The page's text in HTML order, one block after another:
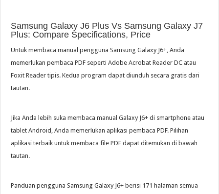
Samsung Galaxy J6 Plus Vs Samsung Galaxy J7
Plus: Compare Specifications, Price
Untuk membaca manual pengguna Samsung Galaxy J6+, Anda
memerlukan pembaca PDF seperti Adobe Acrobat Reader DC atau
Foxit Reader tipis. Kedua program dapat diunduh secara gratis dari
tautan.
Jika Anda lebih suka membaca manual Galaxy J6+ di smartphone atau
tablet Android, Anda memerlukan aplikasi pembaca PDF. Pilihan
aplikasi terbaik untuk membaca file PDF dapat ditemukan di bawah
tautan.
Panduan pengguna Samsung Galaxy J6+ berisi 171 halaman semua